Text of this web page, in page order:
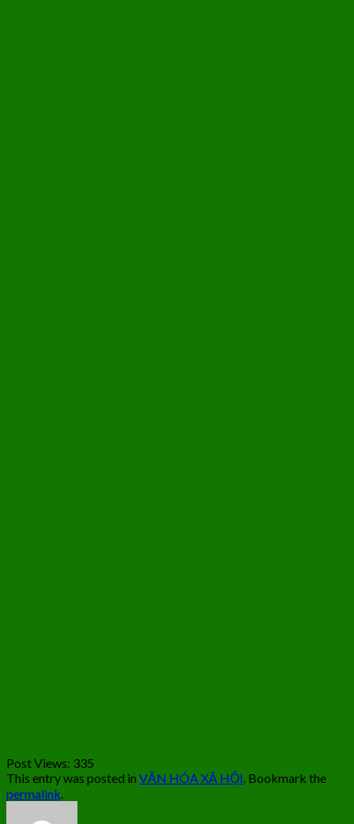
Post Views: 335
This entry was posted in VĂN HÓA XÃ HỘI. Bookmark the
permalink.